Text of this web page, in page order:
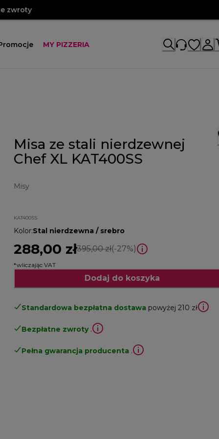
zwroty
MY PIZZERIA
Misa ze stali nierdzewnej
Chef XL KAT400SS
Misy
KAT400SS
Kolor:Stal nierdzewna / srebro
288,00 zł395,00 złcena oryginalna 395,00 zł
(-27%)
*wliczając VAT
Dodaj do koszyka
Standardowa bezpłatna dostawa powyżej 210 zł
Bezpłatne zwroty .
Pełna gwarancja producenta .